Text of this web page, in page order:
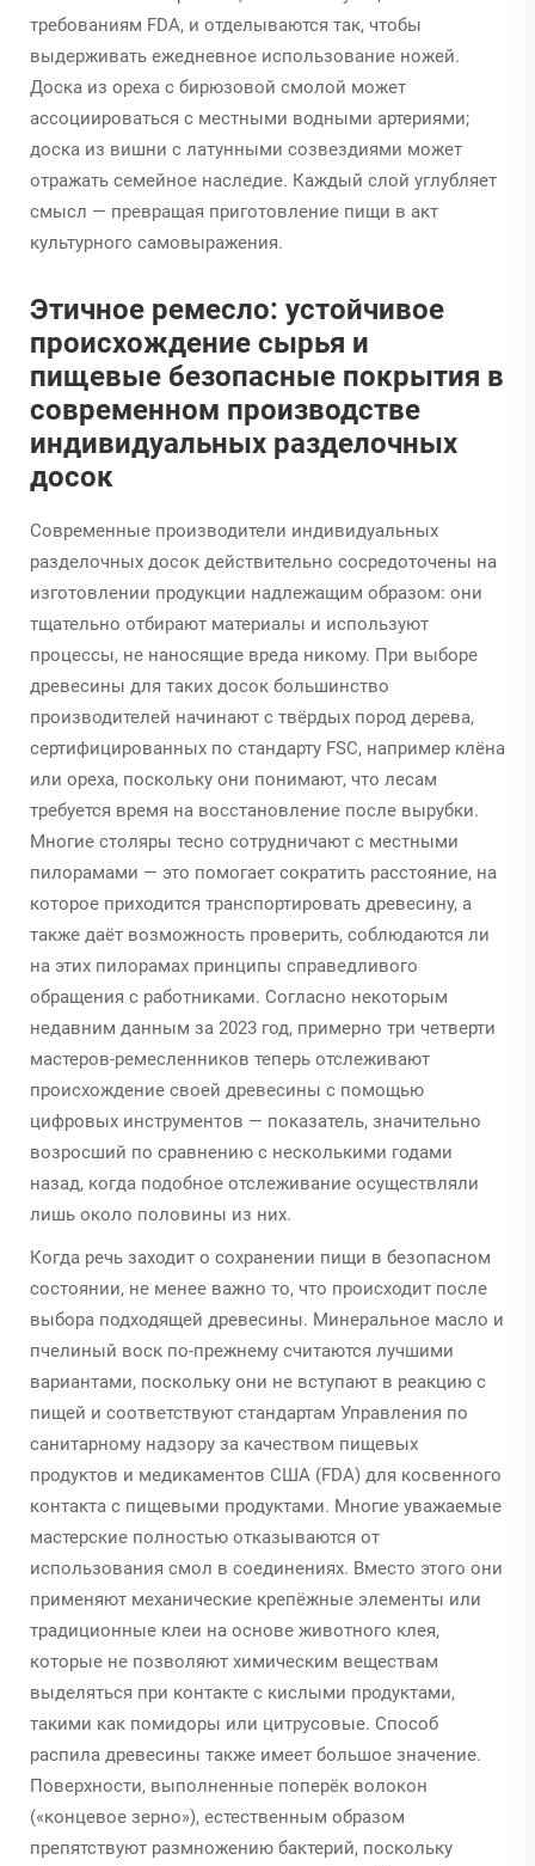
требованиям FDA, и отделываются так, чтобы
выдерживать ежедневное использование ножей.
Доска из ореха с бирюзовой смолой может
ассоциироваться с местными водными артериями;
доска из вишни с латунными созвездиями может
отражать семейное наследие. Каждый слой углубляет
смысл — превращая приготовление пищи в акт
культурного самовыражения.
Этичное ремесло: устойчивое
происхождение сырья и
пищевые безопасные покрытия в
современном производстве
индивидуальных разделочных
досок
Современные производители индивидуальных
разделочных досок действительно сосредоточены на
изготовлении продукции надлежащим образом: они
тщательно отбирают материалы и используют
процессы, не наносящие вреда никому. При выборе
древесины для таких досок большинство
производителей начинают с твёрдых пород дерева,
сертифицированных по стандарту FSC, например клёна
или ореха, поскольку они понимают, что лесам
требуется время на восстановление после вырубки.
Многие столяры тесно сотрудничают с местными
пилорамами — это помогает сократить расстояние, на
которое приходится транспортировать древесину, а
также даёт возможность проверить, соблюдаются ли
на этих пилорамах принципы справедливого
обращения с работниками. Согласно некоторым
недавним данным за 2023 год, примерно три четверти
мастеров-ремесленников теперь отслеживают
происхождение своей древесины с помощью
цифровых инструментов — показатель, значительно
возросший по сравнению с несколькими годами
назад, когда подобное отслеживание осуществляли
лишь около половины из них.
Когда речь заходит о сохранении пищи в безопасном
состоянии, не менее важно то, что происходит после
выбора подходящей древесины. Минеральное масло и
пчелиный воск по-прежнему считаются лучшими
вариантами, поскольку они не вступают в реакцию с
пищей и соответствуют стандартам Управления по
санитарному надзору за качеством пищевых
продуктов и медикаментов США (FDA) для косвенного
контакта с пищевыми продуктами. Многие уважаемые
мастерские полностью отказываются от
использования смол в соединениях. Вместо этого они
применяют механические крепёжные элементы или
традиционные клеи на основе животного клея,
которые не позволяют химическим веществам
выделяться при контакте с кислыми продуктами,
такими как помидоры или цитрусовые. Способ
распила древесины также имеет большое значение.
Поверхности, выполненные поперёк волокон
(«концевое зерно»), естественным образом
препятствуют размножению бактерий, поскольку